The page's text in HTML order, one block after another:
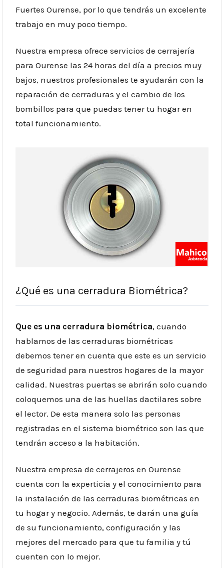
Fuertes Ourense, por lo que tendrás un excelente
trabajo en muy poco tiempo.
Nuestra empresa ofrece servicios de cerrajería
para Ourense las 24 horas del día a precios muy
bajos, nuestros profesionales te ayudarán con la
reparación de cerraduras y el cambio de los
bombillos para que puedas tener tu hogar en
total funcionamiento.
¿Qué es una cerradura Biométrica?
Que es una cerradura biométrica, cuando
hablamos de las cerraduras biométricas
debemos tener en cuenta que este es un servicio
de seguridad para nuestros hogares de la mayor
calidad. Nuestras puertas se abrirán solo cuando
coloquemos una de las huellas dactilares sobre
el lector. De esta manera solo las personas
registradas en el sistema biométrico son las que
tendrán acceso a la habitación.
Nuestra empresa de cerrajeros en Ourense
cuenta con la experticia y el conocimiento para
la instalación de las cerraduras biométricas en
tu hogar y negocio. Además, te darán una guía
de su funcionamiento, configuración y las
mejores del mercado para que tu familia y tú
cuenten con lo mejor.